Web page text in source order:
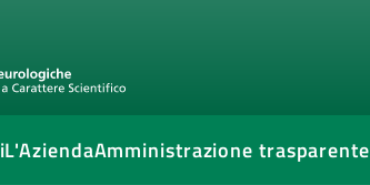
L'AziendaAmministrazione trasparente